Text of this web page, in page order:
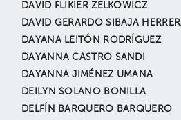
DAVID FLIKIER ZELKOWICZ
DAVID GERARDO SIBAJA
DAYANA LEITÓN RODRÍGUEZ
DAYANNA CASTRO SANDI
DAYANNA JIMÉNEZ UMANA
DEILYN SOLANO BONILLA
DELFÍN BARQUERO BARQUERO